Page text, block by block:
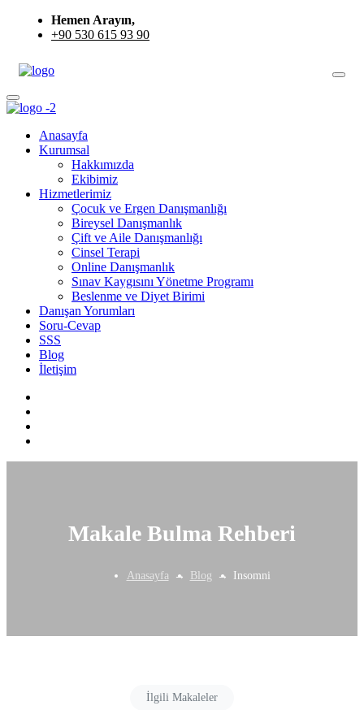
Hemen Arayın,
+90 530 615 93 90
Anasayfa
Kurumsal
Hakkımızda
Ekibimiz
Hizmetlerimiz
Çocuk ve Ergen Danışmanlığı
Bireysel Danışmanlık
Çift ve Aile Danışmanlığı
Cinsel Terapi
Online Danışmanlık
Sınav Kaygısını Yönetme Programı
Beslenme ve Diyet Birimi
Danışan Yorumları
Soru-Cevap
SSS
Blog
İletişim
Makale Bulma Rehberi
Anasayfa Blog Insomni
İlgili Makaleler